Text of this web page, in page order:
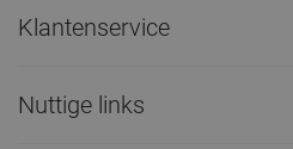
Klantenservice
Nuttige links